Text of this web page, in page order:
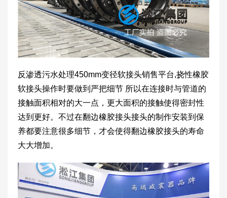
反渗透污水处理450mm变径软接头销售平台,挠性橡胶
软接头操作时要做到严把细节 所以在连接时与管道的
接触面积相对的大一点，更大面积的接触使得密封性
达到更好。不过在翻边橡胶接头接头的制作安装到保
养都要注意很多细节，才会使得翻边橡胶接头的寿命
大大增加。